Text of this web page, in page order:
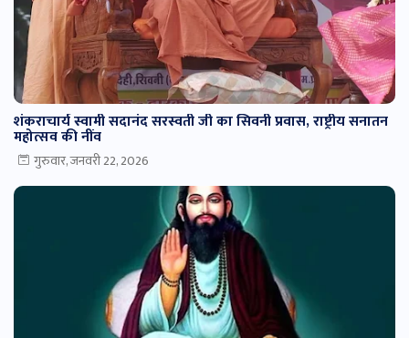
शंकराचार्य स्वामी सदानंद सरस्वती जी का सिवनी प्रवास, राष्ट्रीय सनातन
महोत्सव की नींव
गुरुवार, जनवरी 22, 2026